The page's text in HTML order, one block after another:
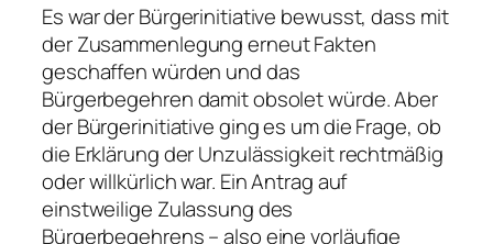
Es war der Bürgerinitiative bewusst, dass mit
der Zusammenlegung erneut Fakten
geschaffen würden und das
Bürgerbegehren damit obsolet würde. Aber
der Bürgerinitiative ging es um die Frage, ob
die Erklärung der Unzulässigkeit rechtmäßig
oder willkürlich war. Ein Antrag auf
einstweilige Zulassung des
Bürgerbegehrens – also eine vorläufige